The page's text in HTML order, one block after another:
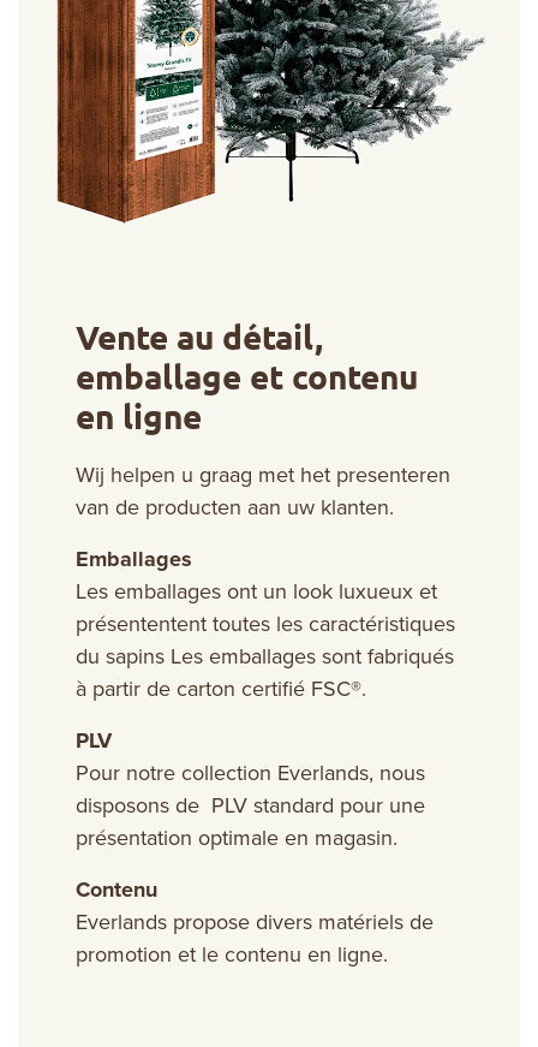
Vente au détail,
emballage et contenu
en ligne
Wij helpen u graag met het presenteren
van de producten aan uw klanten.
Emballages
Les emballages ont un look luxueux et
présententent toutes les caractéristiques
du sapins Les emballages sont fabriqués
à partir de carton certifié FSC®.
PLV
Pour notre collection Everlands, nous
disposons de PLV standard pour une
présentation optimale en magasin.
Contenu
Everlands propose divers matériels de
promotion et le contenu en ligne.